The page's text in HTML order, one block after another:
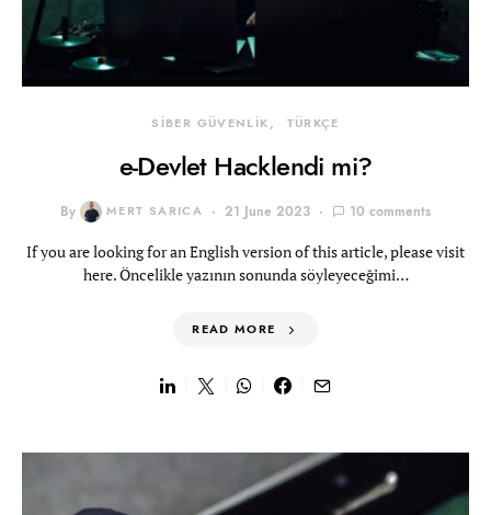
SİBER GÜVENLİK TÜRKÇE
e-Devlet Hacklendi mi?
By MERT SARICA 21 June 2023 10 comments
If you are looking for an English version of this article, please visit
here. Öncelikle yazının sonunda söyleyeceğimi…
READ MORE